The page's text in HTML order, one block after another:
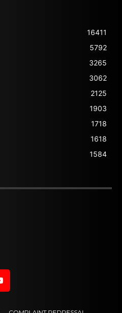
16411
5792
3265
3062
2125
1903
1718
1618
1584